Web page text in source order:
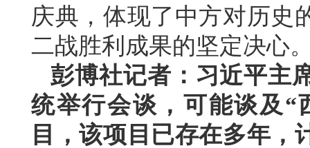
庆典，体现了中方对历史
二战胜利成果的坚定决心
彭博社记者：习近平主
统举行会谈，可能谈及“
目，该项目已存在多年，